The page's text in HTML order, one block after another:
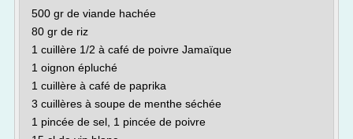
500 gr de viande hachée
80 gr de riz
1 cuillère 1/2 à café de poivre Jamaïque
1 oignon épluché
1 cuillère à café de paprika
3 cuillères à soupe de menthe séchée
1 pincée de sel, 1 pincée de poivre